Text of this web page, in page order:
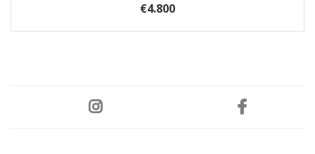
€4.800